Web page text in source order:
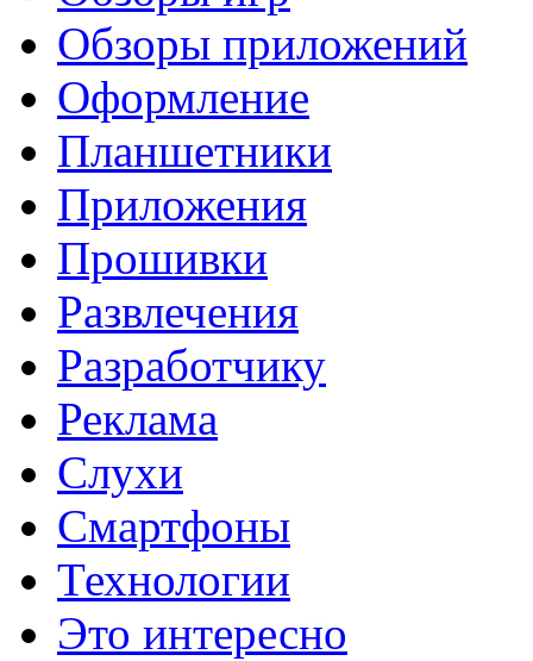
Обзоры приложений
Оформление
Планшетники
Приложения
Прошивки
Развлечения
Разработчику
Реклама
Слухи
Смартфоны
Технологии
Это интересно